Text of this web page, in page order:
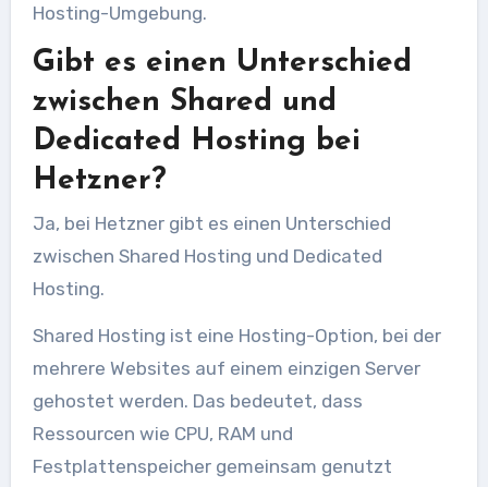
Hosting-Umgebung.
Gibt es einen Unterschied
zwischen Shared und
Dedicated Hosting bei
Hetzner?
Ja, bei Hetzner gibt es einen Unterschied
zwischen Shared Hosting und Dedicated
Hosting.
Shared Hosting ist eine Hosting-Option, bei der
mehrere Websites auf einem einzigen Server
gehostet werden. Das bedeutet, dass
Ressourcen wie CPU, RAM und
Festplattenspeicher gemeinsam genutzt